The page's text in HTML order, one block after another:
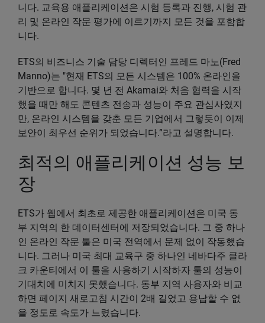
니다. 교육용 애플리케이션은 시험 등록과 진행, 시험 관
리 및 온라인 작문 평가에 이르기까지 모든 것을 포함합
니다.
ETS의 비즈니스 기술 담당 디렉터인 프레드 마노(Fred
Manno)는 "현재 ETS의 모든 시스템은 100% 온라인을
기반으로 합니다. 몇 년 전 Akamai와 처음 협력을 시작
했을 때만 해도 콘텐츠 전송과 성능이 주요 관심사였지
만, 온라인 시스템을 갖춘 모든 기업에서 그렇듯이 이제
보안이 최우선 순위가 되었습니다.”라고 설명합니다.
최적의 애플리케이션 성능 보
장
ETS가 웹에서 최초로 제공한 애플리케이션은 미국 동
부 지역의 한 데이터센터에 저장되었습니다. 그 중 하나
인 온라인 작문 툴은 미국 전역에서 문제 없이 작동했습
니다. 그러나 미국 최대 교육구 중 하나인 네바다주 클라
크 카운티에서 이 툴을 사용하기 시작하자 툴의 성능이
기대치에 미치지 못했습니다. 동부 지역 사용자와 비교
하면 페이지 새로고침 시간이 2배 길었고 용납할 수 없
을 정도로 속도가 느렸습니다.